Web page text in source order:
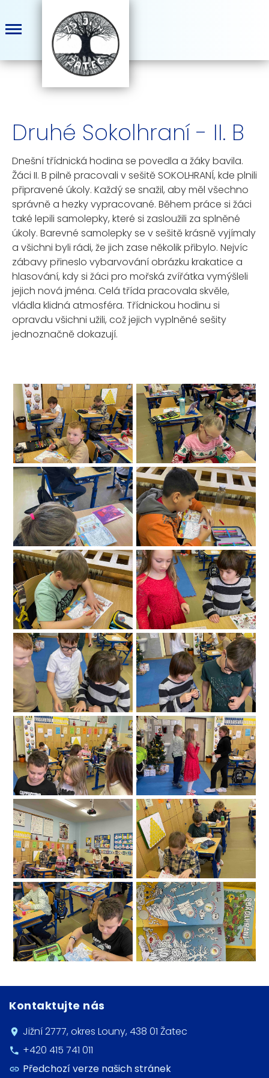
Druhé Sokolhraní - II. B
Dnešní třídnická hodina se povedla a žáky bavila.
Žáci II. B pilně pracovali v sešitě SOKOLHRANÍ, kde plnili
připravené úkoly. Každý se snažil, aby měl všechno
správně a hezky vypracované. Během práce si žáci
také lepili samolepky, které si zasloužili za splněné
úkoly. Barevné samolepky se v sešitě krásně vyjímaly
a všichni byli rádi, že jich zase několik přibylo. Nejvíc
zábavy přineslo vybarvování obrázku krakatice a
hlasování, kdy si žáci pro mořská zvířátka vymýšleli
jejich nová jména. Celá třída pracovala skvěle,
vládla klidná atmosféra. Třídnickou hodinu si
opravdu všichni užili, což jejich vyplněné sešity
jednoznačně dokazují.
Kontaktujte nás
Jižní 2777, okres Louny, 438 01 Žatec
+420 415 741 011
Předchozí verze našich stránek